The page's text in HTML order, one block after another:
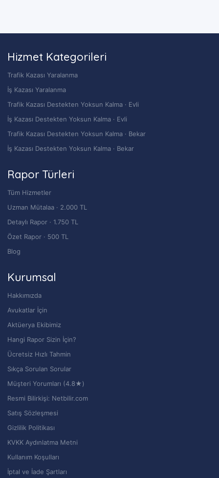
Hizmet Kategorileri
Trafik Kazası Yaralanma
İş Kazası Yaralanma
Trafik Kazası Destekten Yoksun Kalma · Evli
İş Kazası Destekten Yoksun Kalma · Evli
Trafik Kazası Destekten Yoksun Kalma · Bekar
İş Kazası Destekten Yoksun Kalma · Bekar
Rapor Türleri
Tüm Hizmetler
Uzman Mütalaa · 2.000 TL
Detaylı Rapor · 1.750 TL
Özet Rapor · 500 TL
Blog
Kurumsal
Hakkımızda
Avukatlar İçin
Aktüerya Ekibimiz
Hangi Rapor Sizin İçin?
Ücretsiz Hızlı Tahmin
Sıkça Sorulan Sorular
Müşteri Yorumları (4.8★)
Resmi Bilirkişi: Netbilir.com
Satış Sözleşmesi
Gizlilik Politikası
KVKK Aydınlatma Metni
Kullanım Koşulları
İptal ve İade Şartları